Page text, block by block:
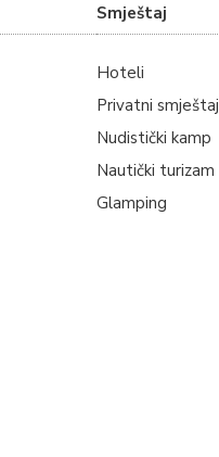
Smještaj
Hoteli
Privatni smještaj
Nudistički kamp
Nautički turizam
Glamping